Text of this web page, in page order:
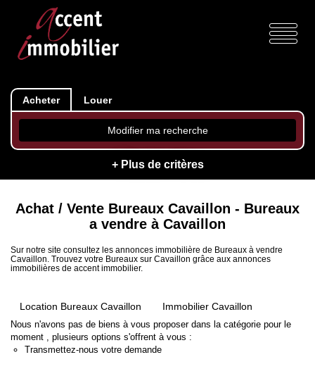
Acheter Louer
Modifier ma recherche
+ Plus de critères
Achat / Vente Bureaux Cavaillon - Bureaux
a vendre à Cavaillon
Sur notre site consultez les annonces immobilière de Bureaux à vendre
Cavaillon. Trouvez votre Bureaux sur Cavaillon grâce aux annonces
immobilières de accent immobilier.
Location Bureaux Cavaillon Immobilier Cavaillon
Nous n'avons pas de biens à vous proposer dans la catégorie pour le
moment , plusieurs options s'offrent à vous :
Transmettez-nous votre demande